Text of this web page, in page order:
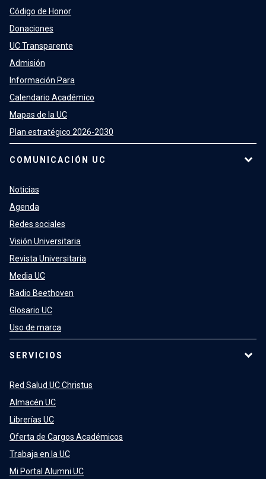
Código de Honor
Donaciones
UC Transparente
Admisión
Información Para
Calendario Académico
Mapas de la UC
Plan estratégico 2026-2030
COMUNICACIÓN UC
Noticias
Agenda
Redes sociales
Visión Universitaria
Revista Universitaria
Media UC
Radio Beethoven
Glosario UC
Uso de marca
SERVICIOS
Red Salud UC Christus
Almacén UC
Librerías UC
Oferta de Cargos Académicos
Trabaja en la UC
Mi Portal Alumni UC